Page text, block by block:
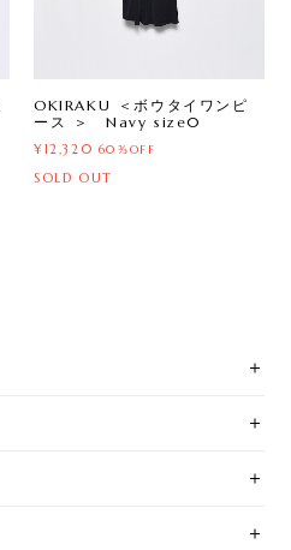
OKIRAKU ＜ボウタイワンピ
ース ＞ Navy size0
¥12,320 60%OFF
SOLD OUT